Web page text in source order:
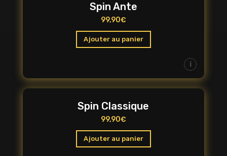
Spin Ante
99,90€
Ajouter au panier
i
Spin Classique
99,90€
Ajouter au panier